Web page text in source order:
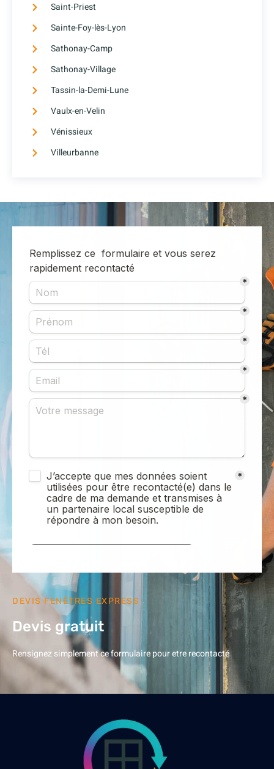
Saint-Priest
Sainte-Foy-lès-Lyon
Sathonay-Camp
Sathonay-Village
Tassin-la-Demi-Lune
Vaulx-en-Velin
Vénissieux
Villeurbanne
DEVIS FENÊTRES EXPRESS
Devis gratuit
Rensignez simplement ce formulaire pour etre recontacté